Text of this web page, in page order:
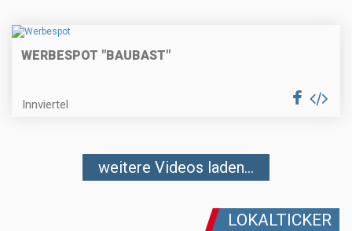
WERBESPOT "BAUBAST"
Innviertel
weitere Videos laden...
LOKALTICKER